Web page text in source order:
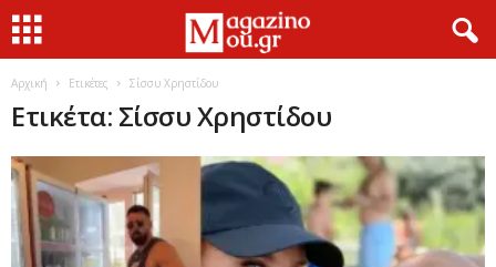
Αρχική Ετικέτες Σίσσυ Χρηστίδου
Ετικέτα: Σίσσυ Χρηστίδου